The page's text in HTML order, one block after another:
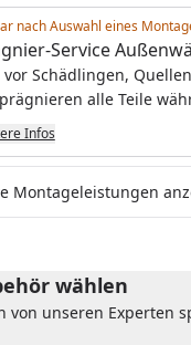
nach Auswahl eines
Service
vor Schädlingen,
alle Teile
so die optimale
Infos
Montageleistungen
wählen
von unseren Experten